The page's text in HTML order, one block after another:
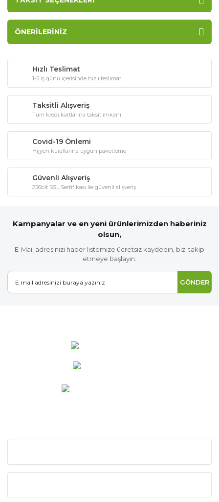
ÖNERILERINIZ
Hızlı Teslimat
1-5 iş günü içerisinde hızlı teslimat
Taksitli Alışveriş
Tüm kredi kartlarına taksit imkanı
Covid-19 Önlemi
Hijyen kurallarına uygun paketleme
Güvenli Alışveriş
256bit SSL Sertifikası ile güvenli alışveriş
Kampanyalar ve en yeni ürünlerimizden haberiniz
olsun,
E-Mail adresinizi haber listemize ücretsiz kaydedin, bizi takip
etmeye başlayın.
GÖNDER